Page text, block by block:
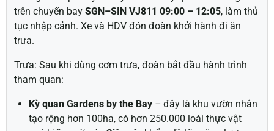
trên chuyến baySGN–SIN VJ811 09:00 – 12:05, làm thủ
tục nhập cảnh. Xe và HDV đón đoàn khởi hành đi ăn
trưa.
Trưa: Sau khi dùng cơm trưa, đoàn bắt đầu hành trình
tham quan:
Kỳ quanGardens by the Bay –đây là khu vườn nhân
tạo rộng hơn 100ha, có hơn 250.000 loài thực vật